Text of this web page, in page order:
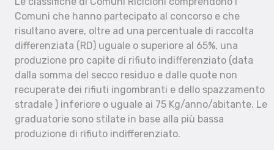
Comuni che hanno partecipato al concorso e che
risultano avere, oltre ad una percentuale di raccolta
differenziata (RD) uguale o superiore al 65%, una
produzione pro capite di rifiuto indifferenziato (data
dalla somma del secco residuo e dalle quote non
recuperate dei rifiuti ingombranti e dello spazzamento
stradale ) inferiore o uguale ai 75 Kg/anno/abitante. Le
graduatorie sono stilate in base alla più bassa
produzione di rifiuto indifferenziato.